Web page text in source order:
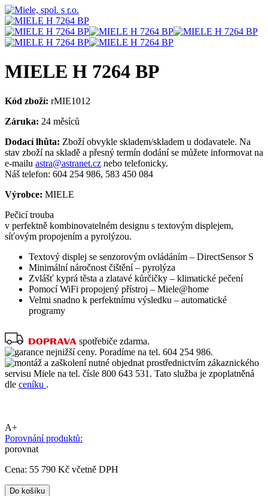
MIELE H 7264 BP
Kód zboží: rMIE1012
Záruka: 24 měsíců
Dodací lhůta: Zboží obvykle skladem/skladem u dodavatele. Na
stav zboží na skladě a přesný termín dodání se můžete informovat na
e-mailu astra@astranet.cz nebo telefonicky.
Náš telefon: 604 254 986, 583 450 084
Výrobce: MIELE
Pečicí trouba
v perfektně kombinovatelném designu s textovým displejem,
síťovým propojením a pyrolýzou.
Textový displej se senzorovým ovládáním – DirectSensor S
Minimální náročnost čištění – pyrolýza
Zvlášť kyprá těsta a zlatavé kůrčičky – klimatické pečení
Pomocí WiFi propojený přístroj – Miele@home
Velmi snadno k perfektnímu výsledku – automatické
programy
spotřebiče zdarma.
nejnižší ceny. Poradíme na tel. 604 254 986.
nutné objednat prostřednictvím zákaznického
servisu Miele na tel. čísle 800 643 531. Tato služba je zpoplatněná
dle ceníku .
A+
Porovnání produktů:
porovnat
Cena: 55 790 Kč včetně DPH